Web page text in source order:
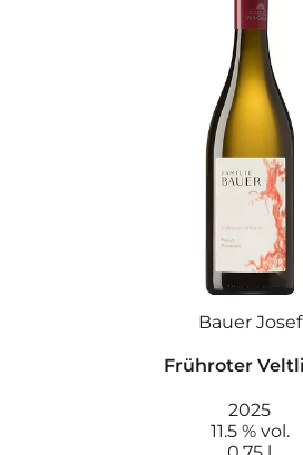
Bauer Josef
Frühroter
2025
11.5 % vol.